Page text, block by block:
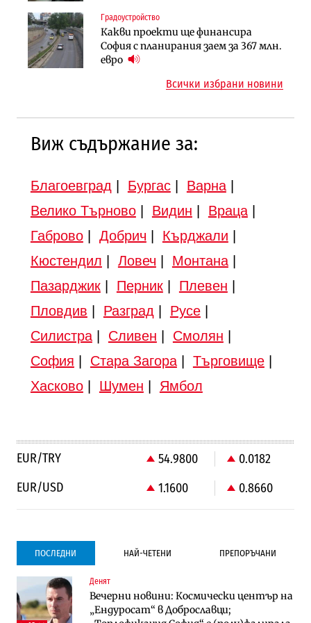
Градоустройство
Какви проекти ще финансира
София с планирания заем за 367 млн.
евро
Търново
Градоустройство
Шест кандидата с интерес към
Инфраструктура
Вторият мост над Варненското
езеро става част от бъдещата
магистрала „Черно море“
Всички избрани новини
Виж съдържание за:
Благоевград Бургас| Варна|
Велико Търново| Видин Враца|
Габрово| Добрич Кърджали
Кюстендил
Ловеч Монтана|
Пазарджик| Перник| Плевен
Пловдив
Разград Русе|
Силистра| Сливен Смолян
София
Стара Загора| Търговище|
Хасково| Шумен Ямбол
EUR/TRY 54.9800
0.0182
EUR/USD
1.1600 0.8660
ПОСЛЕДНИ НАЙ-ЧЕТЕНИ ПРЕПОРЪЧАНИ
Денят
Вечерни новини: Космически център на
„Ендуросат“ в Доброславци;
Градоустройство
Столична община избра изпълнител за
преместването на трамвайното
Компании
Vivacom предлага над 150 устройства с
90% отстъпка през август